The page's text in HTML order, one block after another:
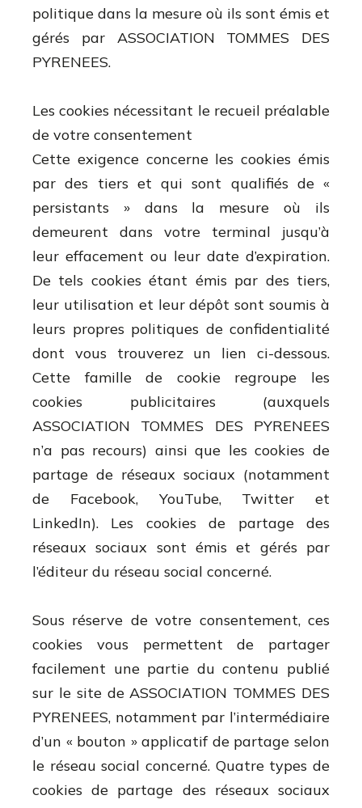
politique dans la mesure où ils sont émis et
gérés par ASSOCIATION TOMMES DES
PYRENEES.
Les cookies nécessitant le recueil préalable
de votre consentement
Cette exigence concerne les cookies émis
par des tiers et qui sont qualifiés de «
persistants » dans la mesure où ils
demeurent dans votre terminal jusqu’à
leur effacement ou leur date d’expiration.
De tels cookies étant émis par des tiers,
leur utilisation et leur dépôt sont soumis à
leurs propres politiques de confidentialité
dont vous trouverez un lien ci-dessous.
Cette famille de cookie regroupe les
cookies publicitaires (auxquels
ASSOCIATION TOMMES DES PYRENEES
n’a pas recours) ainsi que les cookies de
partage de réseaux sociaux (notamment
de Facebook, YouTube, Twitter et
LinkedIn). Les cookies de partage des
réseaux sociaux sont émis et gérés par
l’éditeur du réseau social concerné.
Sous réserve de votre consentement, ces
cookies vous permettent de partager
facilement une partie du contenu publié
sur le site de ASSOCIATION TOMMES DES
PYRENEES, notamment par l’intermédiaire
d’un « bouton » applicatif de partage selon
le réseau social concerné. Quatre types de
cookies de partage des réseaux sociaux